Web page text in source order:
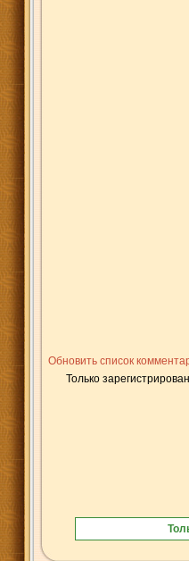
Обновить список
Только